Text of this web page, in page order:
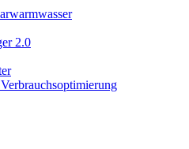
2.0